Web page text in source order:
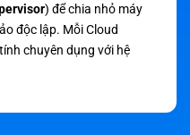
) để chia nhỏ máy
độc lập. Mỗi Cloud
chuyên dụng với hệ